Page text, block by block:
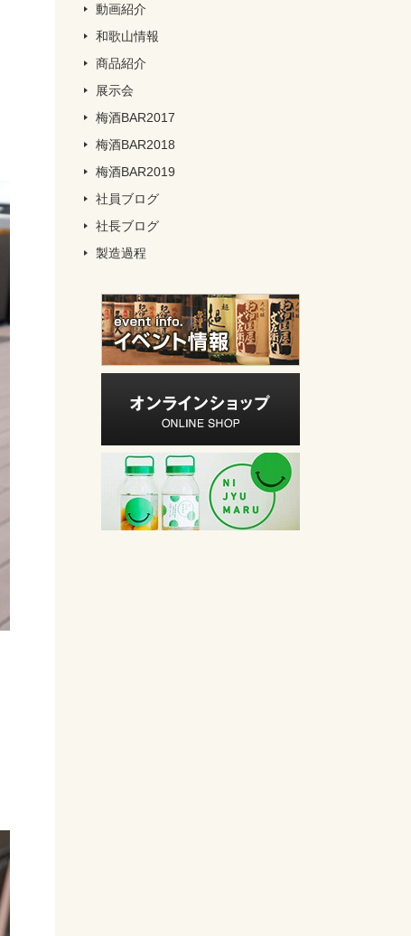
動画紹介
和歌山情報
商品紹介
展示会
梅酒BAR2017
梅酒BAR2018
梅酒BAR2019
社員ブログ
社長ブログ
製造過程